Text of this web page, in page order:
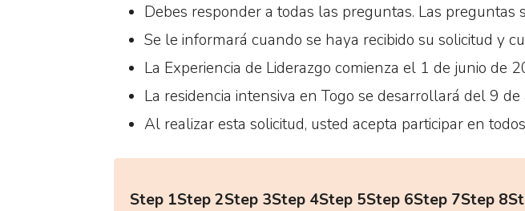
Debes responder a todas las preguntas. Las preguntas
Se le informará cuando se haya recibido su solicitud y
La Experiencia de Liderazgo comienza el 1 de junio
La residencia intensiva en Togo se desarrollará del 9
Al realizar esta solicitud, usted acepta participar en
Step 1Step 2Step 3Step 4Step 5Step 6Step 7Step 8